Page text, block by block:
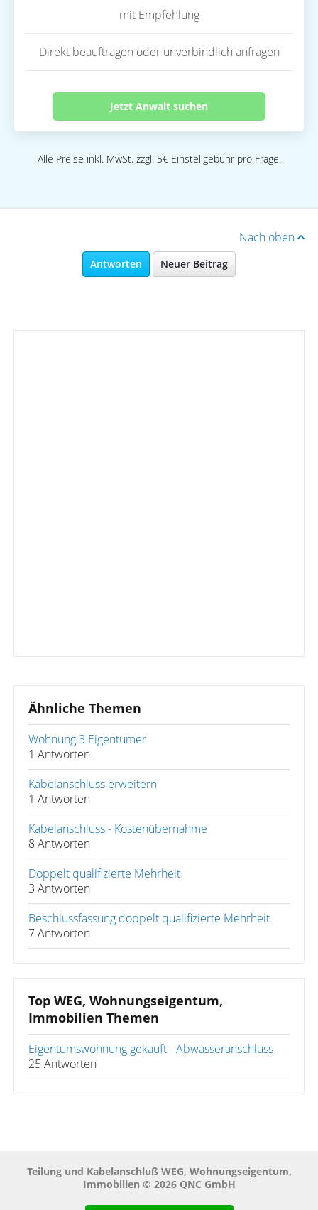
mit Empfehlung
Direkt beauftragen oder unverbindlich anfragen
Jetzt Anwalt suchen
Alle Preise inkl. MwSt. zzgl. 5€ Einstellgebühr pro Frage.
Nach oben
Antworten Neuer Beitrag
Ähnliche Themen
Wohnung 3 Eigentümer
1 Antworten
Kabelanschluss erweitern
1 Antworten
Kabelanschluss - Kostenübernahme
8 Antworten
Doppelt qualifizierte Mehrheit
3 Antworten
Beschlussfassung doppelt qualifizierte Mehrheit
7 Antworten
Top WEG, Wohnungseigentum,
Immobilien Themen
Eigentumswohnung gekauft - Abwasseranschluss
25 Antworten
Teilung und Kabelanschluß WEG, Wohnungseigentum,
Immobilien © 2026 QNC GmbH